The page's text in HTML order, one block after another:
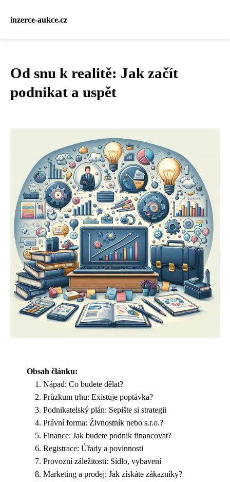
inzerce-aukce.cz
Od snu k realitě: Jak začít
podnikat a uspět
Obsah článku:
Nápad: Co budete dělat?
Průzkum trhu: Existuje poptávka?
Podnikatelský plán: Sepište si strategii
Právní forma: Živnostník nebo s.r.o.?
Finance: Jak budete podnik financovat?
Registrace: Úřady a povinnosti
Provozní záležitosti: Sídlo, vybavení
Marketing a prodej: Jak získáte zákazníky?